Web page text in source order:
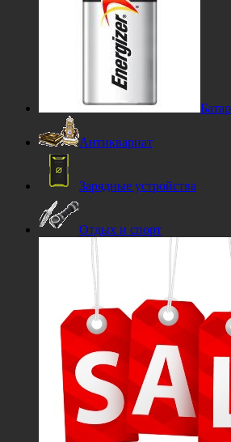
Антиквариат
Зарядные устройства
Отдых и спорт